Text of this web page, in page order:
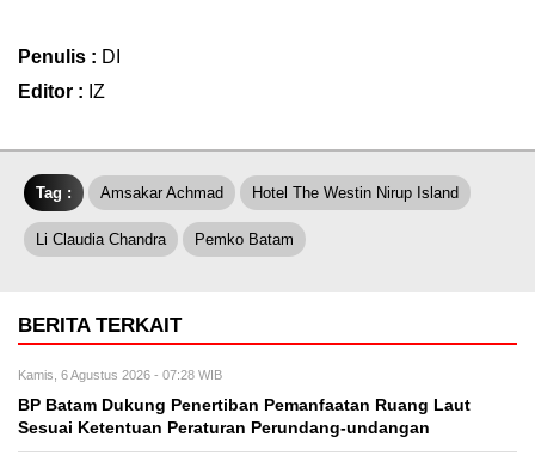
Penulis : DI
Editor : IZ
Tag : Amsakar Achmad Hotel The Westin Nirup Island
Li Claudia Chandra Pemko Batam
BERITA TERKAIT
Kamis, 6 Agustus 2026 - 07:28 WIB
BP Batam Dukung Penertiban Pemanfaatan Ruang Laut
Sesuai Ketentuan Peraturan Perundang-undangan